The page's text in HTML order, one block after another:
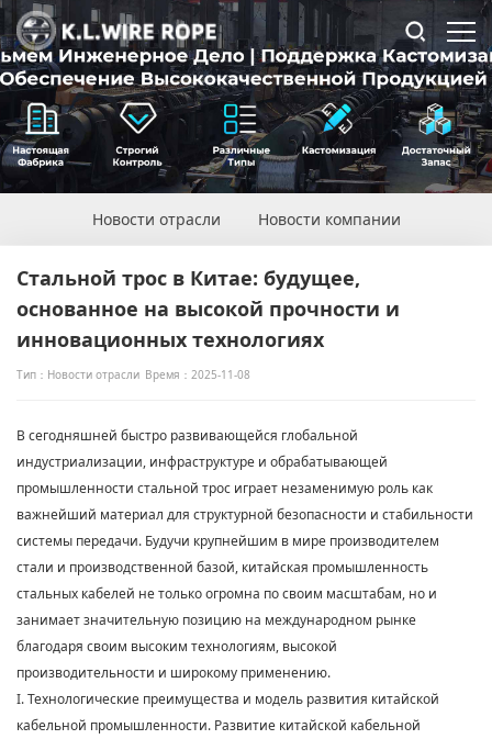
Новости отрасли Новости компании
Стальной трос в Китае: будущее,
основанное на высокой прочности и
инновационных технологиях
Тип：Новости отрасли Время：2025-11-08
В сегодняшней быстро развивающейся глобальной
индустриализации, инфраструктуре и обрабатывающей
промышленности стальной трос играет незаменимую роль как
важнейший материал для структурной безопасности и стабильности
системы передачи. Будучи крупнейшим в мире производителем
стали и производственной базой, китайская промышленность
стальных кабелей не только огромна по своим масштабам, но и
занимает значительную позицию на международном рынке
благодаря своим высоким технологиям, высокой
производительности и широкому применению.
I. Технологические преимущества и модель развития китайской
кабельной промышленности. Развитие китайской кабельной